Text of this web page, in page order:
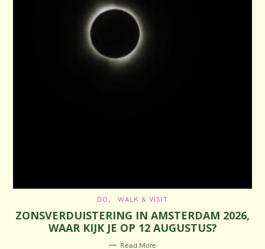
C
T
E
G
R
DO WALK & VISIT
ZONSVERDUISTERING IN AMSTERDAM 2026,
WAAR KIJK JE OP 12 AUGUSTUS?
Read More